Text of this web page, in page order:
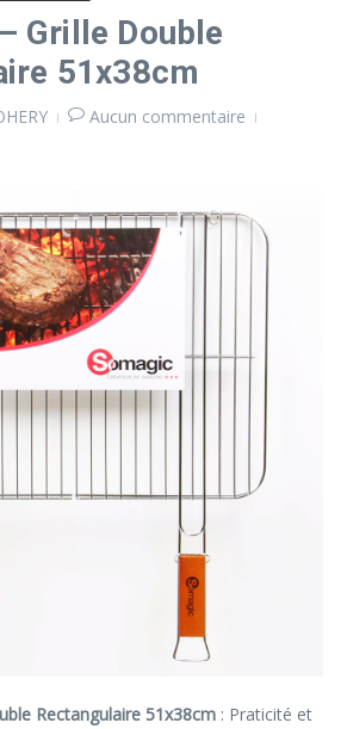
Grille Double
51x38cm
Aucun commentaire
Rectangulaire 51x38cm : Praticité et